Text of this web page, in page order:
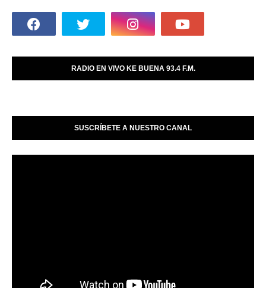
RADIO EN VIVO KE BUENA 93.4 F.M.
SUSCRÍBETE A NUESTRO CANAL